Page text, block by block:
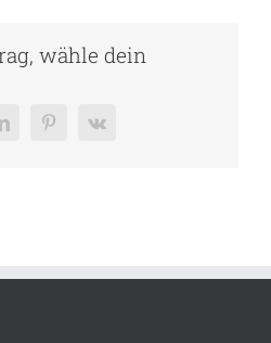
wähle dein
LinkedInPinterestVk